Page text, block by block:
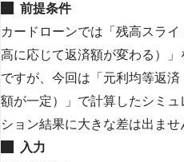
前提条件
カードローンでは「残高スラ
高に応じて返済額が変わる）
ですが、今回は「元利均等返
額が一定）」で計算したシミ
ション結果に大きな差は出ませ
入力